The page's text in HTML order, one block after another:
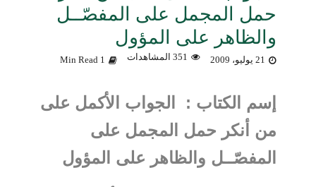
حمل المجمل على المفصّــل
والظاهر على المؤول
21 يوليو، 2009 351 المشاهدات 1 Min Read
إسم الكتاب : الجواب الأكمل على
من أنكر حمل المجمل على
المفصّــل والظاهر على المؤول